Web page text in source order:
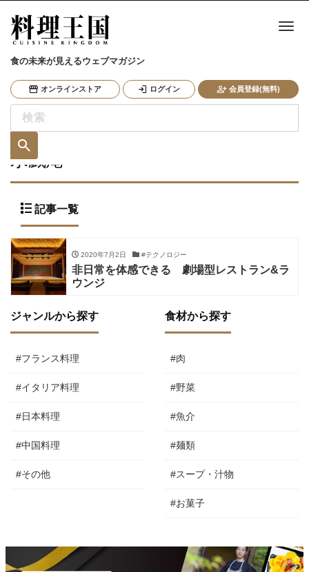
食の未来が見えるウェブマガジン
オンラインストア ログイン 会員登録(無料)
ナ
水戯庵
記事一覧
2020年7月2日 #テクノロジー
非日常を体感できる 劇場型レストラン&ラ
ウンジ
ジャンルから探す
#フランス料理
#イタリア料理
#日本料理
#中国料理
#その他
食材から探す
#肉
#野菜
#魚介
#麺類
#スープ・汁物
#お菓子